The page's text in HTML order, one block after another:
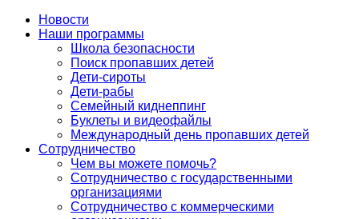
Новости
Наши программы
Школа безопасности
Поиск пропавших детей
Дети-сироты
Дети-рабы
Семейный киднеппинг
Буклеты и видеофайлы
Международный день пропавших детей
Сотрудничество
Чем вы можете помочь?
Сотрудничество с государственными
организациями
Сотрудничество с коммерческими